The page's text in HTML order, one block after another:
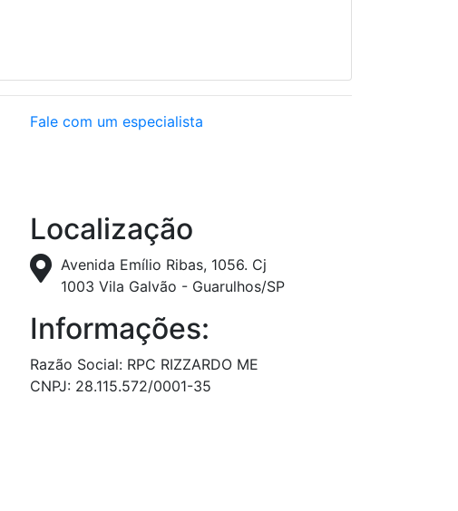
Fale com um especialista
Localização
Avenida Emílio Ribas, 1056. Cj
1003 Vila Galvão - Guarulhos/SP
Informações:
Razão Social: RPC RIZZARDO ME
CNPJ: 28.115.572/0001-35